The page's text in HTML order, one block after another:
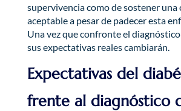
supervivencia como de sostener una
aceptable a pesar de padecer esta
Una vez que confronte el diagnóstico
sus expectativas reales cambiarán.
Expectativas del
frente al diagnóstico